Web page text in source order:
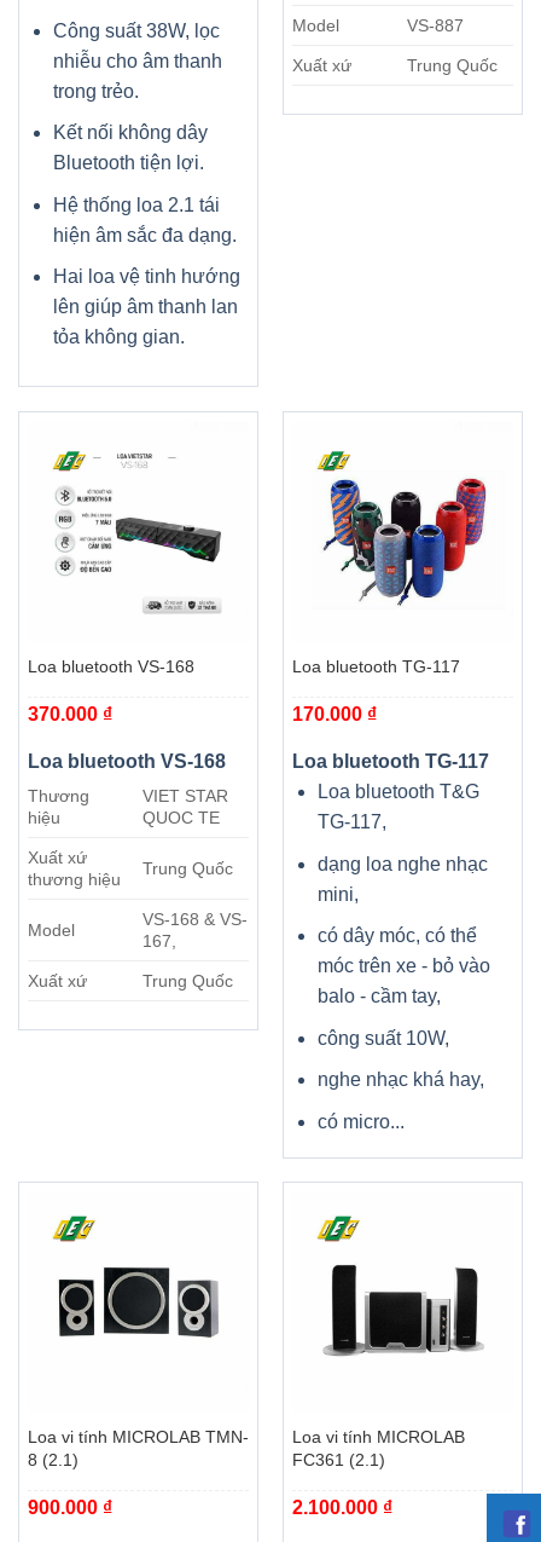
Công suất 38W, lọc
nhiễu cho âm thanh
trong trẻo.
Kết nối không dây
Bluetooth tiện lợi.
Hệ thống loa 2.1 tái
hiện âm sắc đa dạng.
Hai loa vệ tinh hướng
lên giúp âm thanh lan
tỏa không gian.
Model VS-887
Xuất xứ Trung Quốc
Loa bluetooth VS-168
370.000 ₫
Loa bluetooth VS-168
Thương
hiệu
VIET STAR
QUOC TE
Xuất xứ
thương hiệu
Trung Quốc
Model
VS-168 & VS-
167,
Xuất xứ Trung Quốc
Loa bluetooth TG-117
170.000 ₫
Loa bluetooth TG-117
Loa bluetooth T&G
TG-117,
dạng loa nghe nhạc
mini,
có dây móc, có thể
móc trên xe - bỏ vào
balo - cầm tay,
công suất 10W,
nghe nhạc khá hay,
có micro...
Loa vi tính MICROLAB TMN-
8 (2.1)
900.000 ₫
Loa vi tính MICROLAB
FC361 (2.1)
2.100.000 ₫